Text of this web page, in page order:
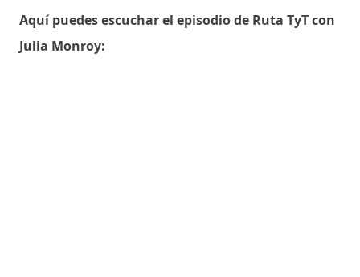
Aquí puedes escuchar el episodio de Ruta TyT con
Julia Monroy: